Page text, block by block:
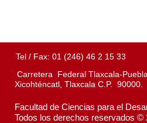
Tel / Fax: 01 (246) 46 2 15 33
Carretera Federal Tlaxcala-
Xicohténcatl, Tlaxcala C.P. 90000.
Facultad de Ciencias para el
Todos los derechos reservados ©